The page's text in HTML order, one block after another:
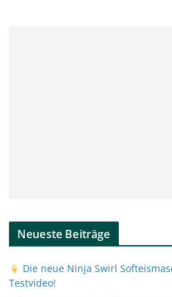
Neueste Beiträge
Die neue Ninja Swirl
Testvideo!